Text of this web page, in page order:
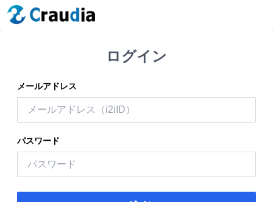
ログイン
メールアドレス
パスワード